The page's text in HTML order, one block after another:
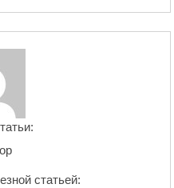
статьей: